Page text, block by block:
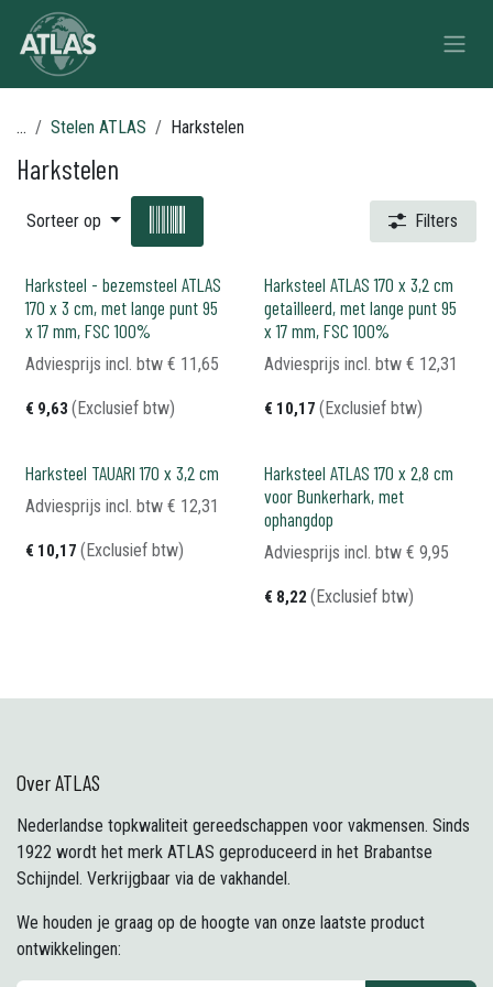
Overslaan naar inhoud
... Stelen ATLAS Harkstelen
Harkstelen
Sorteer op Filters
Harksteel - bezemsteel ATLAS
170 x 3 cm, met lange punt 95
x 17 mm, FSC 100%
€ 9,63 (Exclusief btw)
Adviesprijs incl. btw € 11,65
Harksteel ATLAS 170 x 3,2 cm
getailleerd, met lange punt 95
x 17 mm, FSC 100%
€ 10,17 (Exclusief btw)
Adviesprijs incl. btw € 12,31
Harksteel TAUARI 170 x 3,2 cm
€ 10,17 (Exclusief btw)
Adviesprijs incl. btw € 12,31
Harksteel ATLAS 170 x 2,8 cm
voor Bunkerhark, met
ophangdop
€ 8,22 (Exclusief btw)
Adviesprijs incl. btw € 9,95
Over ATLAS
Nederlandse topkwaliteit gereedschappen voor vakmensen. Sinds
1922 wordt het merk ATLAS geproduceerd in het Brabantse
Schijndel. Verkrijgbaar via de vakhandel.
We houden je graag op de hoogte van onze laatste product
ontwikkelingen: